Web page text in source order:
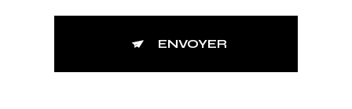
ENVOYER